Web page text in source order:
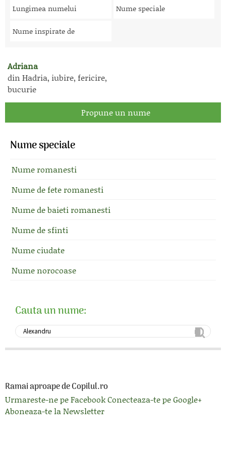
Lungimea numelui Nume speciale
Nume inspirate de
Adriana
din Hadria, iubire, fericire,
bucurie
Propune un nume
Nume speciale
Nume romanesti
Nume de fete romanesti
Nume de baieti romanesti
Nume de sfinti
Nume ciudate
Nume norocoase
Cauta un nume:
Ramai aproape de Copilul.ro
Urmareste-ne pe FacebookConecteaza-te pe Google+
Aboneaza-te la Newsletter